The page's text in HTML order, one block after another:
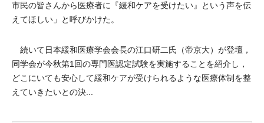
市民の皆さんから医療者に『緩和ケアを受けたい』という声を伝
えてほしい」と呼びかけた。
続いて日本緩和医療学会会長の江口研二氏（帝京大）が登壇，
同学会が今秋第1回の専門医認定試験を実施することを紹介し，
どこにいても安心して緩和ケアが受けられるような医療体制を整
えていきたいとの決...